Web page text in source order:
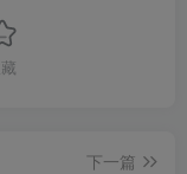
下一篇